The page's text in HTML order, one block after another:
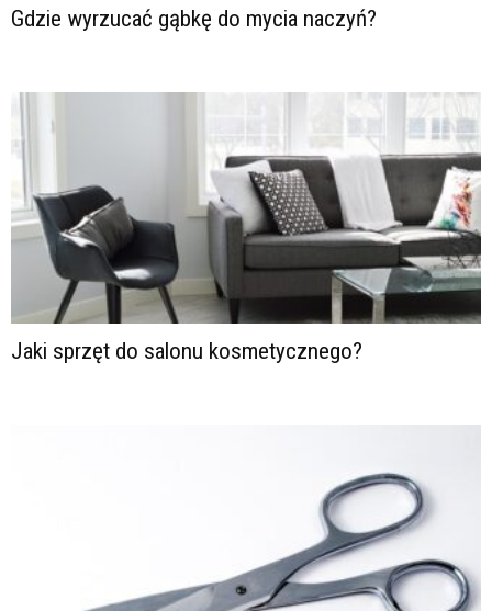
Gdzie wyrzucać gąbkę do mycia naczyń?
Jaki sprzęt do salonu kosmetycznego?